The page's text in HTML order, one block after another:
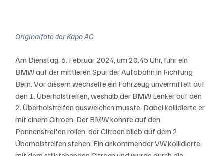
Originalfoto der Kapo AG
Am Dienstag, 6. Februar 2024, um 20.45 Uhr, fuhr ein
BMW auf der mittleren Spur der Autobahn in Richtung
Bern. Vor diesem wechselte ein Fahrzeug unvermittelt auf
den 1. Überholstreifen, weshalb der BMW Lenker auf den
2. Überholstreifen ausweichen musste. Dabei kollidierte er
mit einem Citroen. Der BMW konnte auf den
Pannenstreifen rollen, der Citroen blieb auf dem 2.
Überholstreifen stehen. Ein ankommender VW kollidierte